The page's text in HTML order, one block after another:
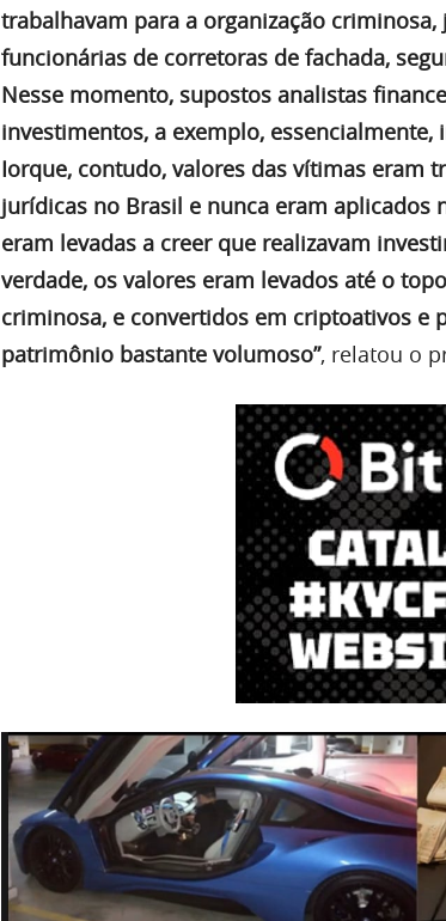
trabalhavam para a organização
funcionárias de corretoras de fachada,
Nesse momento, supostos analistas
investimentos, a exemplo,
Iorque, contudo, valores das vítimas eram
jurídicas no Brasil e nunca eram
eram levadas a creer que realizavam
verdade, os valores eram levados até o
criminosa, e convertidos em criptoativos e
patrimônio bastante volumoso”, relatou o